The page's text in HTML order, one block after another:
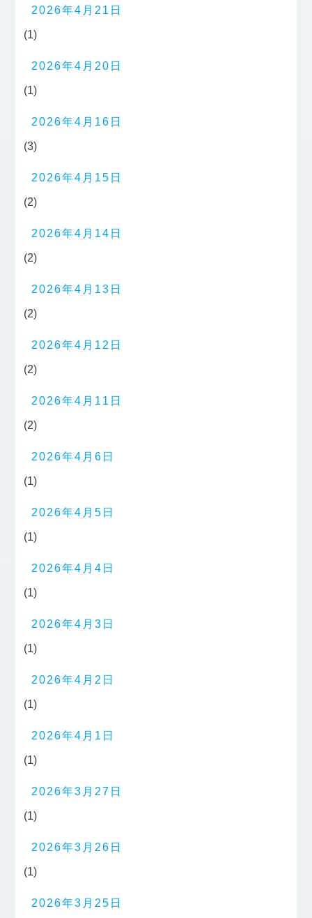
2026年4月21日
(1)
2026年4月20日
(1)
2026年4月16日
(3)
2026年4月15日
(2)
2026年4月14日
(2)
2026年4月13日
(2)
2026年4月12日
(2)
2026年4月11日
(2)
2026年4月6日
(1)
2026年4月5日
(1)
2026年4月4日
(1)
2026年4月3日
(1)
2026年4月2日
(1)
2026年4月1日
(1)
2026年3月27日
(1)
2026年3月26日
(1)
2026年3月25日